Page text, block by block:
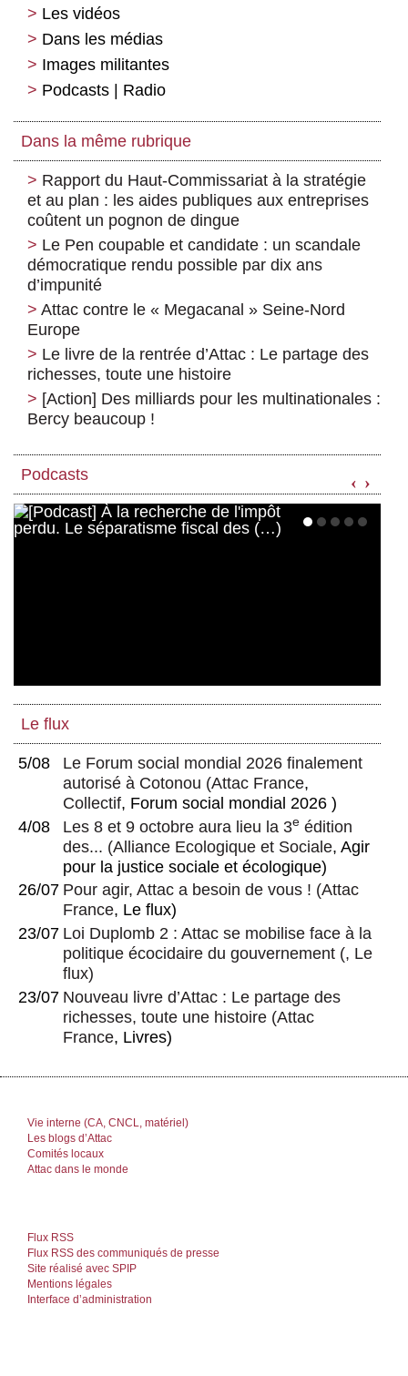
Les vidéos
Dans les médias
Images militantes
Podcasts | Radio
Dans la même rubrique
Rapport du Haut-Commissariat à la stratégie
et au plan : les aides publiques aux entreprises
coûtent un pognon de dingue
Le Pen coupable et candidate : un scandale
démocratique rendu possible par dix ans
d’impunité
Attac contre le « Megacanal » Seine-Nord
Europe
Le livre de la rentrée d’Attac : Le partage des
richesses, toute une histoire
[Action] Des milliards pour les multinationales :
Bercy beaucoup !
Podcasts ‹ ›
Le flux
5/08
Le Forum social mondial 2026 finalement
autorisé à Cotonou (Attac France,
Collectif, Forum social mondial 2026 )
4/08
Les 8 et 9 octobre aura lieu la 3e édition
des... (Alliance Ecologique et Sociale, Agir
pour la justice sociale et écologique)
26/07 Pour agir, Attac a besoin de vous ! (Attac
France, Le flux)
23/07 Loi Duplomb 2 : Attac se mobilise face à la
politique écocidaire du gouvernement (, Le
flux)
23/07 Nouveau livre d’Attac : Le partage des
richesses, toute une histoire (Attac
France, Livres)
Vie interne (CA, CNCL, matériel)
Les blogs d’Attac
Comités locaux
Attac dans le monde
Flux RSS
Flux RSS des communiqués de presse
Site réalisé avec SPIP
Mentions légales
Interface d’administration